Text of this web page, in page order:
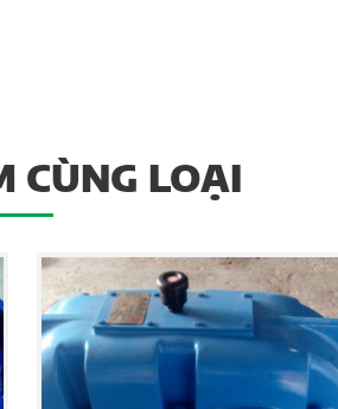
CÙNG LOẠI